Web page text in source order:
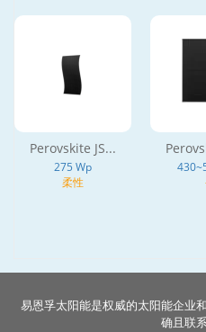
Perovskite JS...
275 Wp
柔性
易恩孚太阳能是权威的太阳能企业
确且联